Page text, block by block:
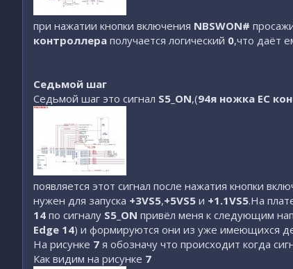
при нажатии кнопки включения NBSWON#
контроллера получается логический 0,что даёт
Седьмой шаг
Седьмой шаг это сигнал S5_ON,(94я ножка EC
появляется этот сигнал после нажатия кнопки
нужен для запуска +3VS5,+5VS5 и +1.1VS5.На
14 по сигналу S5_ON привёл меня к следующим
Edge 14) и формируются они из уже имеющихся
На рисунке 7 я обозначу что происходит когда
Как видим на рисунке 7